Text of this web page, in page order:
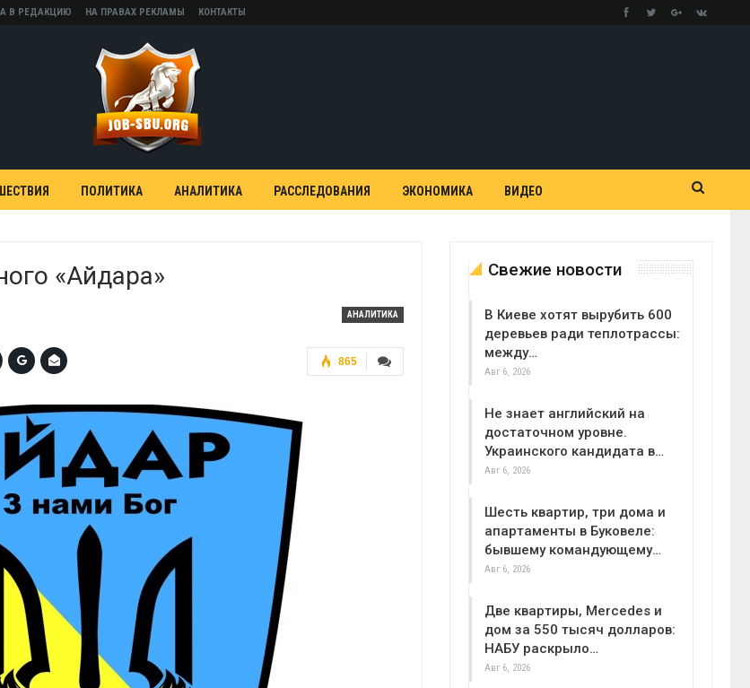
В РЕДАКЦИЮ НА ПРАВАХ РЕКЛАМЫ КОНТАКТЫ
ПОЛИТИКА АНАЛИТИКА РАССЛЕДОВАНИЯ ЭКОНОМИКА ВИДЕО
«Айдара»
АНАЛИТИКА
865
Свежие новости
В Киеве хотят вырубить 600
деревьев ради теплотрассы:
между…
Авг 6, 2026
Не знает английский на
достаточном уровне.
Украинского кандидата в…
Авг 6, 2026
Шесть квартир, три дома и
апартаменты в Буковеле:
бывшему командующему…
Авг 6, 2026
Две квартиры, Mercedes и
дом за 550 тысяч долларов:
НАБУ раскрыло…
Авг 6, 2026